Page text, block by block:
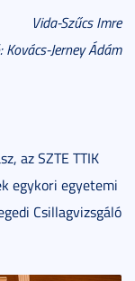
Vida-Szűcs Imre
Kovács-Jerney Ádám
az SZTE TTIK
egykori egyetemi
Csillagvizsgáló